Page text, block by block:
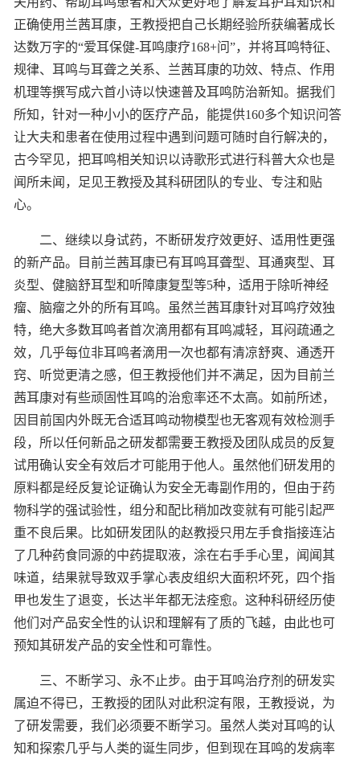
正确使用兰茜耳康，王教授把自己长期经验所获编著成长
达数万字的“爱耳保健-耳鸣康疗168+问”，并将耳鸣特征、
规律、耳鸣与耳聋之关系、兰茜耳康的功效、特点、作用
机理等撰写成六首小诗以快速普及耳鸣防治新知。据我们
所知，针对一种小小的医疗产品，能提供160多个知识问答
让大夫和患者在使用过程中遇到问题可随时自行解决的，
古今罕见，把耳鸣相关知识以诗歌形式进行科普大众也是
闻所未闻，足见王教授及其科研团队的专业、专注和贴
心。
二、继续以身试药，不断研发疗效更好、适用性更强
的新产品。目前兰茜耳康已有耳鸣耳聋型、耳通爽型、耳
炎型、健脑舒耳型和听障康复型等5种，适用于除听神经
瘤、脑瘤之外的所有耳鸣。虽然兰茜耳康针对耳鸣疗效独
特，绝大多数耳鸣者首次滴用都有耳鸣减轻，耳闷疏通之
效，几乎每位非耳鸣者滴用一次也都有清凉舒爽、通透开
窍、听觉更清之感，但王教授他们并不满足，因为目前兰
茜耳康对有些顽固性耳鸣的治愈率还不太高。如前所述，
因目前国内外既无合适耳鸣动物模型也无客观有效检测手
段，所以任何新品之研发都需要王教授及团队成员的反复
试用确认安全有效后才可能用于他人。虽然他们研发用的
原料都是经反复论证确认为安全无毒副作用的，但由于药
物科学的强试验性，组分和配比稍加改变就有可能引起严
重不良后果。比如研发团队的赵教授只用左手食指接连沾
了几种药食同源的中药提取液，涂在右手手心里，闻闻其
味道，结果就导致双手掌心表皮组织大面积坏死，四个指
甲也发生了退变，长达半年都无法痊愈。这种科研经历使
他们对产品安全性的认识和理解有了质的飞越，由此也可
预知其研发产品的安全性和可靠性。
三、不断学习、永不止步。由于耳鸣治疗剂的研发实
属迫不得已，王教授的团队对此积淀有限，王教授说，为
了研发需要，我们必须要不断学习。虽然人类对耳鸣的认
知和探索几乎与人类的诞生同步，但到现在耳鸣的发病率